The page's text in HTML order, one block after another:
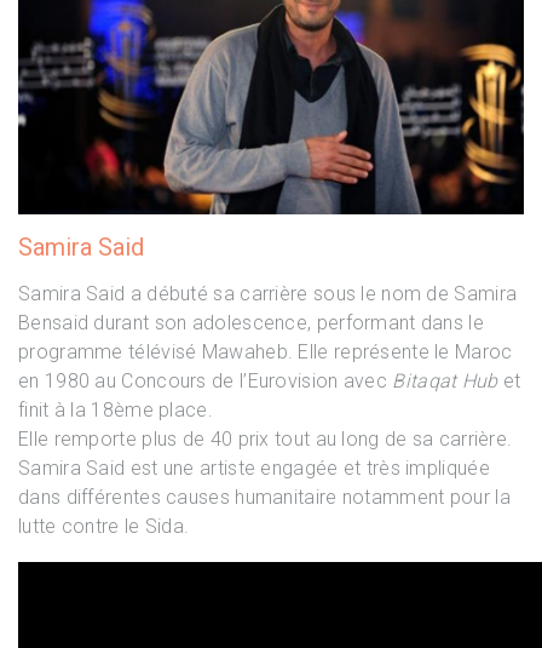
Samira Said
Samira Said a débuté sa carrière sous le nom de Samira
Bensaid durant son adolescence, performant dans le
programme télévisé Mawaheb. Elle représente le Maroc
en 1980 au Concours de l’Eurovision avec Bitaqat Hubet
finit à la 18ème place.
Elle remporte plus de 40 prix tout au long de sa carrière.
Samira Said est une artiste engagée et très impliquée
dans différentes causes humanitaire notamment pour la
lutte contre le Sida.